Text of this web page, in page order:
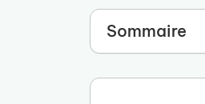
Sommaire